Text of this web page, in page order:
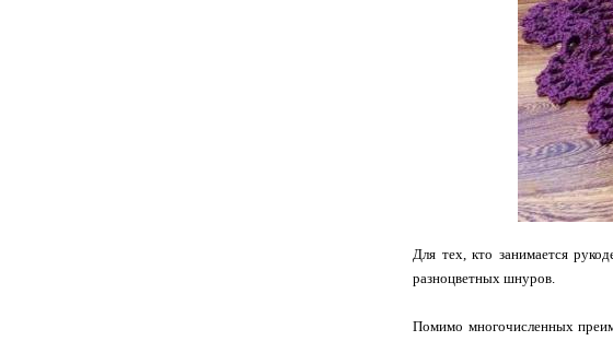
Для тех, кто занимается
разноцветных шнуров.
Помимо многочисленных